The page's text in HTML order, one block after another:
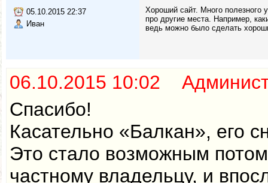
05.10.2015 22:37
Иван
Хороший сайт. Много полезного
про другие места. Например,
ведь можно было сделать
06.10.2015 10:02
Спасибо!
Касательно «Балкан», его
Это стало возможным
частному владельцу, и